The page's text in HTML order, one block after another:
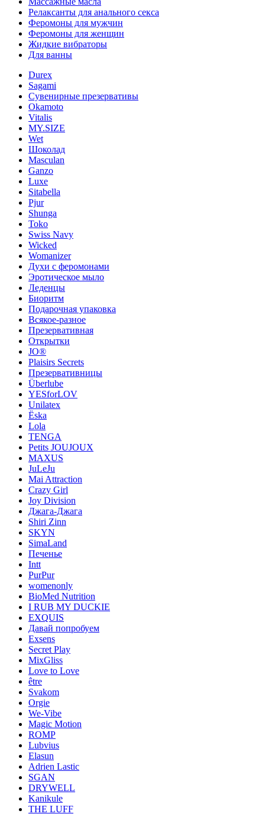
Релаксанты для анального секса
Феромоны для мужчин
Феромоны для женщин
Жидкие вибраторы
Для ванны
Durex
Sagami
Сувенирные презервативы
Okamoto
Vitalis
MY.SIZE
Wet
Шоколад
Masculan
Ganzo
Luxe
Sitabella
Pjur
Shunga
Toko
Swiss Navy
Wicked
Womanizer
Духи с феромонами
Эротическое мыло
Леденцы
Биоритм
Подарочная упаковка
Всякое-разное
Презервативная
Открытки
JO®
Plaisirs Secrets
Презервативницы
Überlube
YESforLOV
Unilatex
Ёska
Lola
TENGA
Petits JOUJOUX
MAXUS
JuLeJu
Mai Attraction
Crazy Girl
Joy Division
Джага-Джага
Shiri Zinn
SKYN
SimaLand
Печенье
Intt
PurPur
womenonly
BioMed Nutrition
I RUB MY DUCKIE
EXQUIS
Давай попробуем
Exsens
Secret Play
MixGliss
Love to Love
être
Svakom
Orgie
We-Vibe
Magic Motion
ROMP
Lubvius
Elasun
Adrien Lastic
SGAN
DRYWELL
Kanikule
THE LUFF